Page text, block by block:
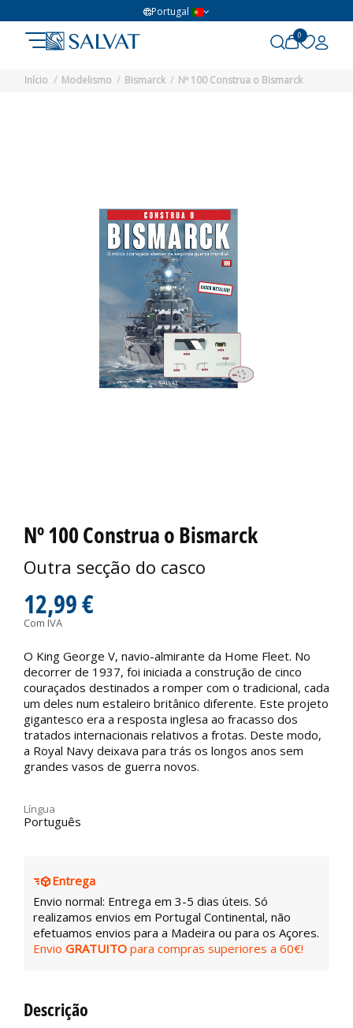
Portugal
0
Início Modelismo Bismarck Nº 100 Construa o Bismarck
Nº 100 Construa o Bismarck
Outra secção do casco
12,99 €
Com IVA
O King George V, navio-almirante da Home Fleet. No
decorrer de 1937, foi iniciada a construção de cinco
couraçados destinados a romper com o tradicional, cada
um deles num estaleiro britânico diferente. Este projeto
gigantesco era a resposta inglesa ao fracasso dos
tratados internacionais relativos a frotas. Deste modo,
a Royal Navy deixava para trás os longos anos sem
grandes vasos de guerra novos.
Língua
Português
Entrega
Envio normal: Entrega em 3-5 dias úteis. Só
realizamos envios em Portugal Continental, não
efetuamos envios para a Madeira ou para os Açores.
Envio GRATUITO para compras superiores a 60€!
Descrição